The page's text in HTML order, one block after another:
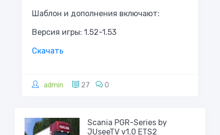
Шаблон и дополнения включают:
Версия игры: 1.52-1.53
Скачать
admin 27 0
Scania PGR-Series by
JUseeTV v1.0 ETS2